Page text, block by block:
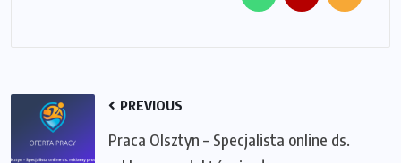
PREVIOUS
Praca Olsztyn – Specjalista online ds.